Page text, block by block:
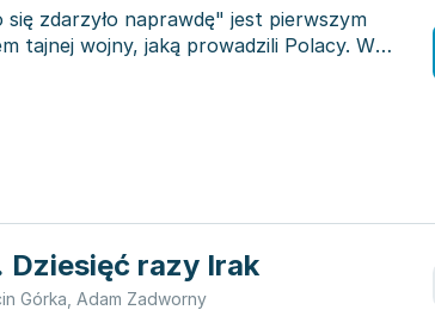
się zdarzyło naprawdę" jest pierwszym
tajnej wojny, jaką prowadzili Polacy. W
Dziesięć razy Irak
Górka Adam Zadworny